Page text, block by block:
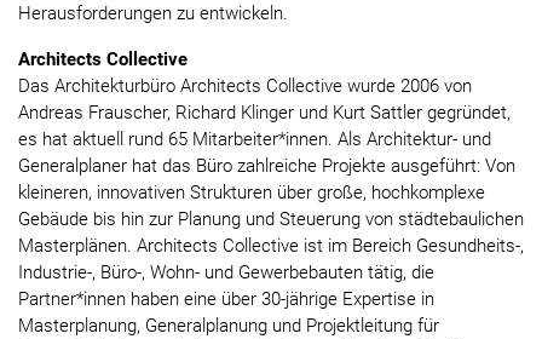
Herausforderungen zu entwickeln.
Architects Collective
Das Architekturbüro Architects Collective wurde 2006 von
Andreas Frauscher, Richard Klinger und Kurt Sattler gegründet,
es hat aktuell rund 65 Mitarbeiter*innen. Als Architektur- und
Generalplaner hat das Büro zahlreiche Projekte ausgeführt: Von
kleineren, innovativen Strukturen über große, hochkomplexe
Gebäude bis hin zur Planung und Steuerung von städtebaulichen
Masterplänen. Architects Collective ist im Bereich Gesundheits-,
Industrie-, Büro-, Wohn- und Gewerbebauten tätig, die
Partner*innen haben eine über 30-jährige Expertise in
Masterplanung, Generalplanung und Projektleitung für